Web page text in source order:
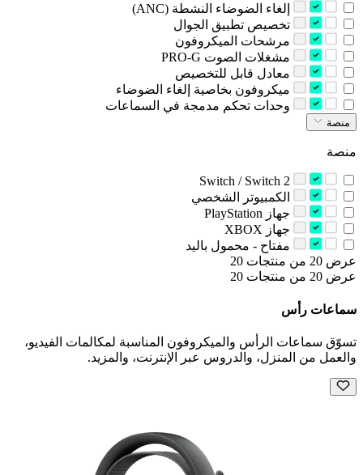
‫تخصيص تطبيق الجوال‬
‫مرشحات الميكروفون‬
‫معادل قابل للتخصيص‬
‫ميكروفون بخاصية إلغاء الضوضاء‬
‫وحدات تحكم مدمجة في السماعات‬
منصة
منصة
‫الكمبيوتر الشخصي‬
‫مفتاح - محمول باليد‬
عرض 20 من منتجات 20
عرض 20 من منتجات 20
سماعات رأس
تسوّق سماعات الرأس والميكروفون المناسبة لمكالمات الفيديو،
والعمل من المنزل، والدروس عبر الإنترنت، والمزيد.